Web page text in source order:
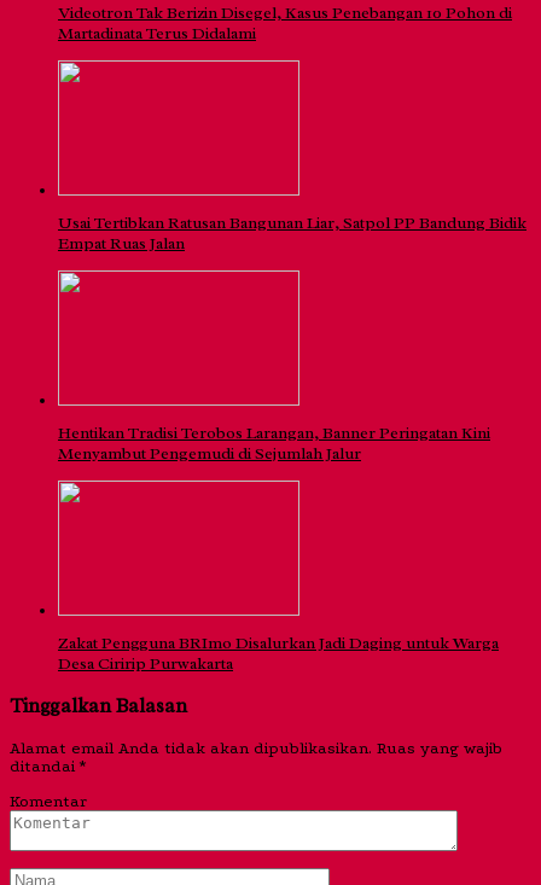
Videotron Tak Berizin Disegel, Kasus Penebangan 10 Pohon di
Martadinata Terus Didalami
Usai Tertibkan Ratusan Bangunan Liar, Satpol PP Bandung Bidik
Empat Ruas Jalan
Hentikan Tradisi Terobos Larangan, Banner Peringatan Kini
Menyambut Pengemudi di Sejumlah Jalur
Zakat Pengguna BRImo Disalurkan Jadi Daging untuk Warga
Desa Ciririp Purwakarta
Tinggalkan Balasan
Alamat email Anda tidak akan dipublikasikan. Ruas yang wajib
ditandai *
Komentar